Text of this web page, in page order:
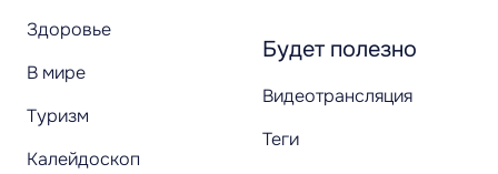
Здоровье
В мире
Туризм
Калейдоскоп
Будет полезно
Видеотрансляция
Теги